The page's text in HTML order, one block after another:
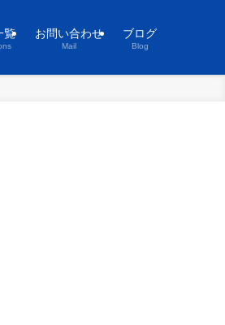
覧 お問い合わせ
Mail
ブログ
Blog